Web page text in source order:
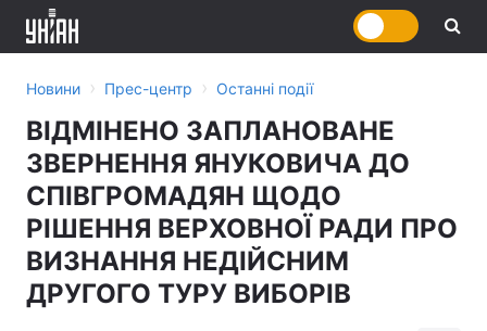
Новини › Прес-центр › Останні події
ВІДМІНЕНО ЗАПЛАНОВАНЕ
ЗВЕРНЕННЯ ЯНУКОВИЧА ДО
СПІВГРОМАДЯН ЩОДО
РІШЕННЯ ВЕРХОВНОЇ РАДИ ПРО
ВИЗНАННЯ НЕДІЙСНИМ
ДРУГОГО ТУРУ ВИБОРІВ